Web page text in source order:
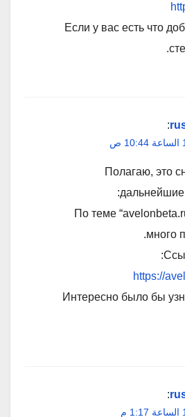
Если у вас есть что
:
Полагаю, это
По теме
много
https://
Интересно было бы
: